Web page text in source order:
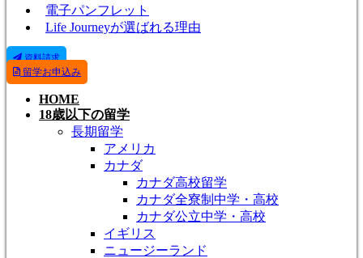
電子パンフレット
Life Journeyが選ばれる理由
資料請求
留学お申込み
HOME
18歳以下の留学
長期留学
アメリカ
カナダ
カナダ高校留学
カナダ全寮制中学・高校
カナダ公立中学・高校
イギリス
ニュージーランド